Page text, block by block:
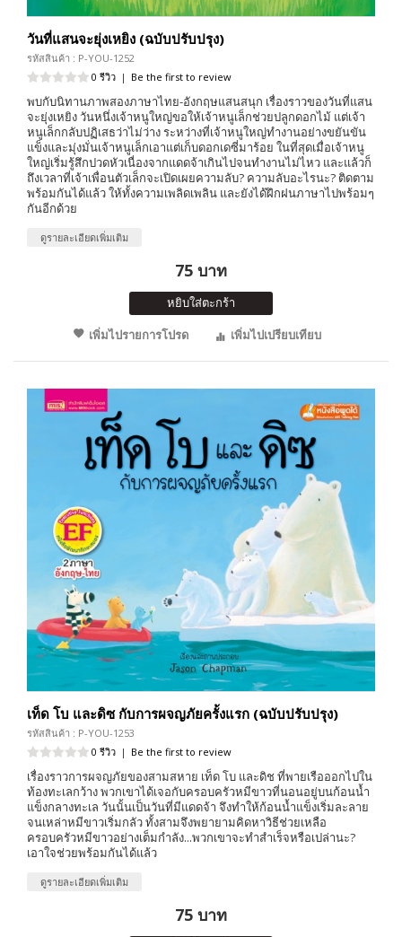
วันที่แสนจะยุ่งเหยิง (ฉบับปรับปรุง)
รหัสสินค้า : P-YOU-1252
0 รีวิว | Be the first to review
พบกับนิทานภาพสองภาษาไทย-อังกฤษแสนสนุก เรื่องราวของวันที่แสน
จะยุ่งเหยิง วันหนึ่งเจ้าหนูใหญ่ขอให้เจ้าหนูเล็กช่วยปลูกดอกไม้ แต่เจ้า
หนูเล็กกลับปฏิเสธว่าไม่ว่าง ระหว่างที่เจ้าหนูใหญ่ทำงานอย่างขยันขัน
แข็งและมุ่งมั่นเจ้าหนูเล็กเอาแต่เก็บดอกเดซี่มาร้อย ในที่สุดเมื่อเจ้าหนู
ใหญ่เริ่มรู้สึกปวดหัวเนื่องจากแดดจ้าเกินไปจนทำงานไม่ไหว และแล้วก็
ถึงเวลาที่เจ้าเพื่อนตัวเล็กจะเปิดเผยความลับ? ความลับอะไรนะ? ติดตาม
พร้อมกันได้แล้ว ให้ทั้งความเพลิดเพลิน และยังได้ฝึกฝนภาษาไปพร้อมๆ
กันอีกด้วย
ดูรายละเอียดเพิ่มเติม
75 บาท
หยิบใส่ตะกร้า
เพิ่มไปรายการโปรด
เพิ่มไปเปรียบเทียบ
เท็ด โบ และดิซ กับการผจญภัยครั้งแรก (ฉบับปรับปรุง)
รหัสสินค้า : P-YOU-1253
0 รีวิว | Be the first to review
เรื่องราวการผจญภัยของสามสหาย เท็ด โบ และดิช ที่พายเรือออกไปใน
ท้องทะเลกว้าง พวกเขาได้เจอกับครอบครัวหมีขาวที่นอนอยู่บนก้อนน้ำ
แข็งกลางทะเล วันนั้นเป็นวันที่มีแดดจ้า จึงทำให้ก้อนน้ำแข็งเริ่มละลาย
จนเหล่าหมีขาวเริ่มกลัว ทั้งสามจึงพยายามคิดหาวิธีช่วยเหลือ
ครอบครัวหมีขาวอย่างเต็มกำลัง...พวกเขาจะทำสำเร็จหรือเปล่านะ?
เอาใจช่วยพร้อมกันได้แล้ว
ดูรายละเอียดเพิ่มเติม
75 บาท